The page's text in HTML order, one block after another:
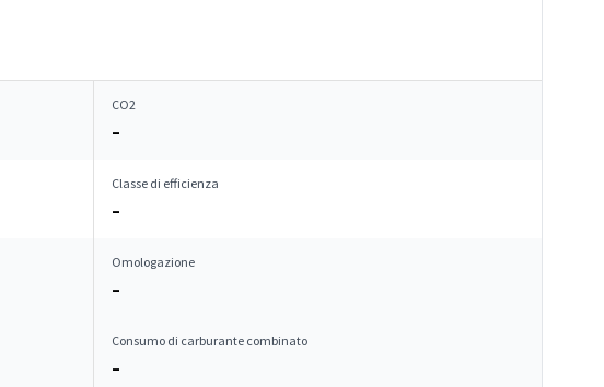
CO2
–
Classe di efficienza
–
Omologazione
–
Consumo di carburante combinato
–